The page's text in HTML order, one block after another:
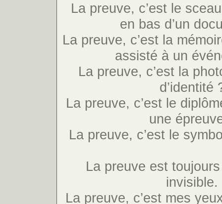
La preuve, c’est le
en bas d’un
La preuve, c’est la
assisté à un
La preuve, c’est la
d’identité
La preuve, c’est le
une
La preuve, c’est le
La preuve est
invisible.
La preuve, c’est mes